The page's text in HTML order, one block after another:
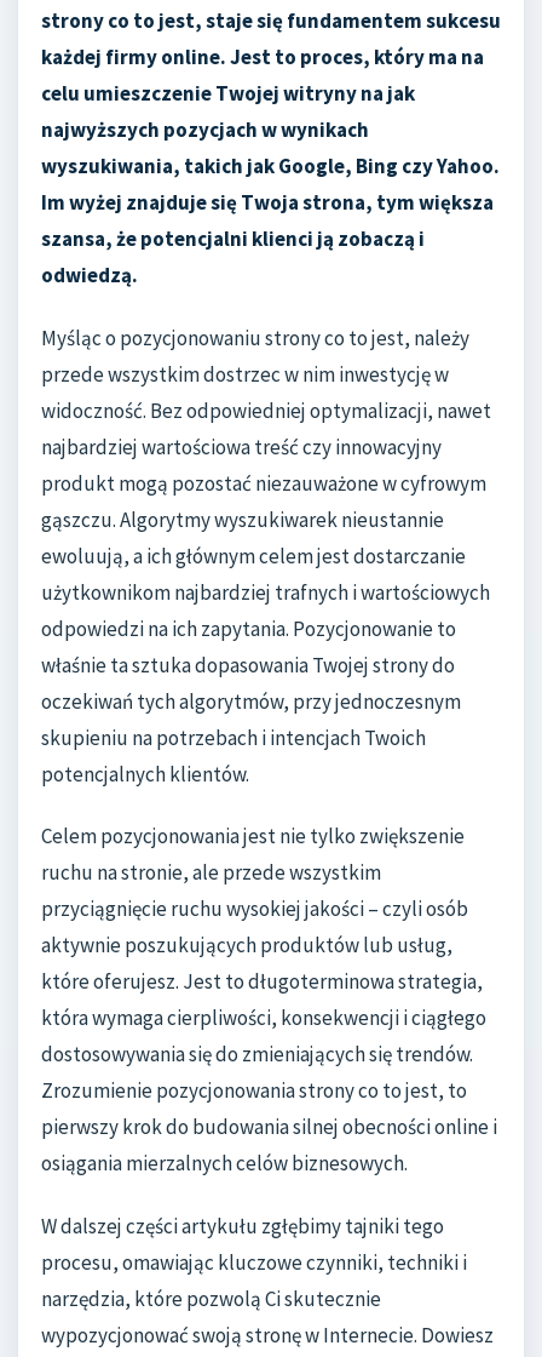
strony co to jest, staje się fundamentem sukcesu
każdej firmy online. Jest to proces, który ma na
celu umieszczenie Twojej witryny na jak
najwyższych pozycjach w wynikach
wyszukiwania, takich jak Google, Bing czy Yahoo.
Im wyżej znajduje się Twoja strona, tym większa
szansa, że potencjalni klienci ją zobaczą i
odwiedzą.
Myśląc o pozycjonowaniu strony co to jest, należy
przede wszystkim dostrzec w nim inwestycję w
widoczność. Bez odpowiedniej optymalizacji, nawet
najbardziej wartościowa treść czy innowacyjny
produkt mogą pozostać niezauważone w cyfrowym
gąszczu. Algorytmy wyszukiwarek nieustannie
ewoluują, a ich głównym celem jest dostarczanie
użytkownikom najbardziej trafnych i wartościowych
odpowiedzi na ich zapytania. Pozycjonowanie to
właśnie ta sztuka dopasowania Twojej strony do
oczekiwań tych algorytmów, przy jednoczesnym
skupieniu na potrzebach i intencjach Twoich
potencjalnych klientów.
Celem pozycjonowania jest nie tylko zwiększenie
ruchu na stronie, ale przede wszystkim
przyciągnięcie ruchu wysokiej jakości – czyli osób
aktywnie poszukujących produktów lub usług,
które oferujesz. Jest to długoterminowa strategia,
która wymaga cierpliwości, konsekwencji i ciągłego
dostosowywania się do zmieniających się trendów.
Zrozumienie pozycjonowania strony co to jest, to
pierwszy krok do budowania silnej obecności online i
osiągania mierzalnych celów biznesowych.
W dalszej części artykułu zgłębimy tajniki tego
procesu, omawiając kluczowe czynniki, techniki i
narzędzia, które pozwolą Ci skutecznie
wypozycjonować swoją stronę w Internecie. Dowiesz